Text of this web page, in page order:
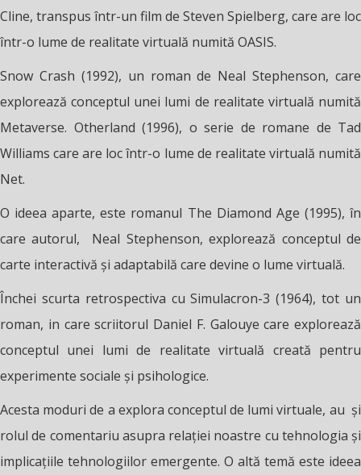
Cline, transpus într-un film de Steven Spielberg, care are loc
într-o lume de realitate virtuală numită OASIS.
Snow Crash (1992), un roman de Neal Stephenson, care
explorează conceptul unei lumi de realitate virtuală numită
Metaverse. Otherland (1996), o serie de romane de Tad
Williams care are loc într-o lume de realitate virtuală numită
Net.
O ideea aparte, este romanul The Diamond Age (1995), în
care autorul, Neal Stephenson, explorează conceptul de
carte interactivă și adaptabilă care devine o lume virtuală.
Închei scurta retrospectiva cu Simulacron-3 (1964), tot un
roman, in care scriitorul Daniel F. Galouye care explorează
conceptul unei lumi de realitate virtuală creată pentru
experimente sociale și psihologice.
Acesta moduri de a explora conceptul de lumi virtuale, au și
rolul de comentariu asupra relației noastre cu tehnologia și
implicațiile tehnologiilor emergente. O altă temă este ideea